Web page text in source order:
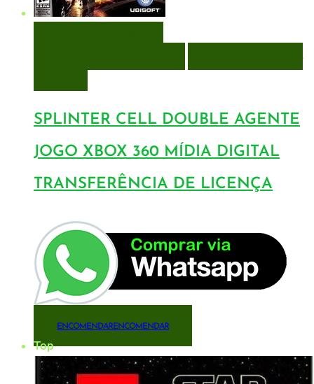
SPLINTER CELL DOUBLE AGENTE
JOGO XBOX 360 MÍDIA DIGITAL
TRANSFERÊNCIA DE LICENÇA
ENCOMENDARENCOMENDAR
Top